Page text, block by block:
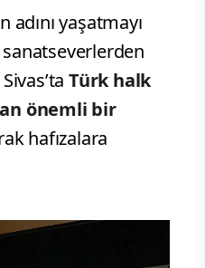
adını yaşatmayı
Türk halk
önemli bir
hafızalara